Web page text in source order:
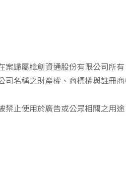
歸屬緯創資通股份有限公司所有
名稱之財產權、商標權與註冊
禁止使用於廣告或公眾相關之用途